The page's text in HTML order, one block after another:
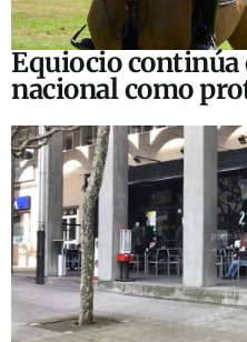
Equiocio continúa
nacional como